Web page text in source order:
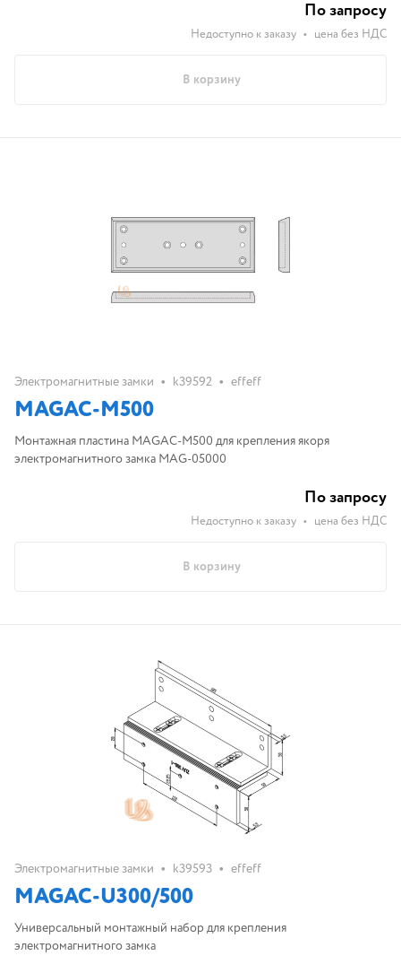
По запросу
Недоступно к заказу • цена без НДС
В корзину
Электромагнитные замки • k39592 • effeff
MAGAC-M500
Монтажная пластина MAGAC-M500 для крепления якоря
электромагнитного замка MAG-05000
По запросу
Недоступно к заказу • цена без НДС
В корзину
Электромагнитные замки • k39593 • effeff
MAGAC-U300/500
Универсальный монтажный набор для крепления
электромагнитного замка